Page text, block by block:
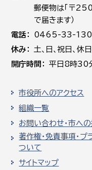
郵便物は「〒
で届きます）
電話
0465-33-1300
休み
土､日､祝日、休
開庁時間
平日8時30
市役所へのアクセス
組織一覧
お問い合わせ・市へ
著作権・免責事項・プ
ついて
サイトマップ